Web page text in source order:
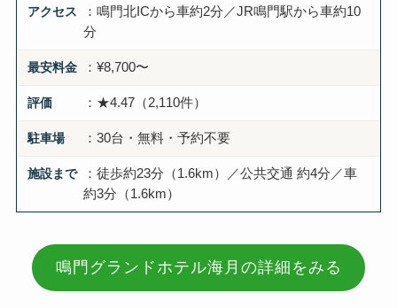
アクセス
：鳴門北ICから車約2分／JR鳴門駅から車約10
分
最安料金 ：¥8,700〜
評価 ：★4.47（2,110件）
駐車場 ：30台・無料・予約不要
施設まで
：徒歩約23分（1.6km）／公共交通 約4分／車
約3分（1.6km）
鳴門グランドホテル海月の詳細をみる